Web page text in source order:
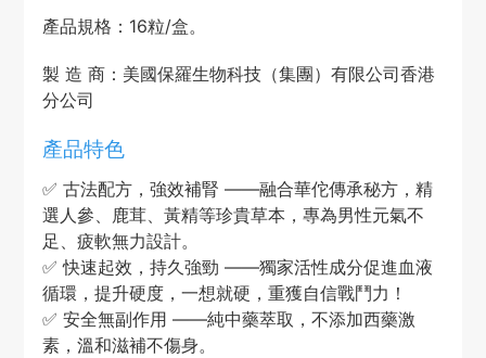
產品規格：16粒/盒。
製 造 商：美國保羅生物科技（集團）有限公司香港
分公司
產品特色
✅ 古法配方，強效補腎 ——融合華佗傳承秘方，精
選人參、鹿茸、黃精等珍貴草本，專為男性元氣不
足、疲軟無力設計。
✅ 快速起效，持久強勁 ——獨家活性成分促進血液
循環，提升硬度，一想就硬，重獲自信戰鬥力！
✅ 安全無副作用 ——純中藥萃取，不添加西藥激
素，溫和滋補不傷身。